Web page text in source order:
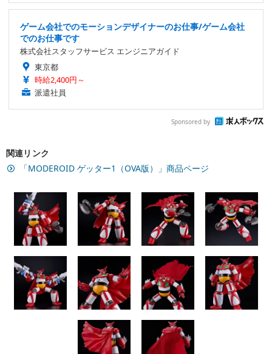
ゲーム会社でのモーションデザイナーのお仕事/ゲーム会社
でのお仕事です
株式会社スタッフサービス エンジニアガイド
東京都
時給2,400円～
派遣社員
Sponsored by
関連リンク
「MODEROID ゲッター1（OVA版）」商品ページ